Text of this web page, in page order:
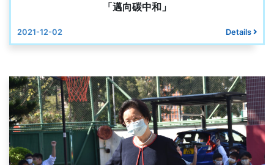
「邁向碳中和」
2021-12-02 Details